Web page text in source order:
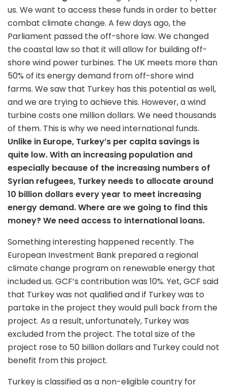
us. We want to access these funds in order to better
combat climate change. A few days ago, the
Parliament passed the off-shore law. We changed
the coastal law so that it will allow for building off-
shore wind power turbines. The UK meets more than
50% of its energy demand from off-shore wind
farms. We saw that Turkey has this potential as well,
and we are trying to achieve this. However, a wind
turbine costs one million dollars. We need thousands
of them. This is why we need international funds.
Unlike in Europe, Turkey’s per capita savings is
quite low. With an increasing population and
especially because of the increasing numbers of
Syrian refugees, Turkey needs to allocate around
10 billion dollars every year to meet increasing
energy demand. Where are we going to find this
money? We need access to international loans.
Something interesting happened recently. The
European Investment Bank prepared a regional
climate change program on renewable energy that
included us. GCF’s contribution was 10%. Yet, GCF said
that Turkey was not qualified and if Turkey was to
partake in the project they would pull back from the
project. As a result, unfortunately, Turkey was
excluded from the project. The total size of the
project rose to 50 billion dollars and Turkey could not
benefit from this project.
Turkey is classified as a non-eligible country for